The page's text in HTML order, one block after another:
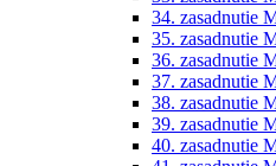
34. zasadnutie
35. zasadnutie
36. zasadnutie
37. zasadnutie
38. zasadnutie
39. zasadnutie
40. zasadnutie